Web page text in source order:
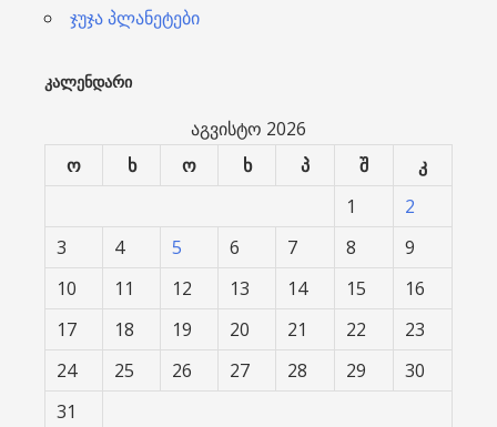
ჯუჯა პლანეტები
ᲙᲐᲚᲔᲜᲓᲐᲠᲘ
აგვისტო 2026
ო
ხ ო ხ პ შ
კ
1
2
3
4 5 6 7 8
9
10
11 12 13 14 15
16
17
18 19 20 21 22
23
24
25 26 27 28 29
30
31